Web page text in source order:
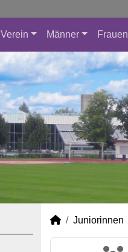
Verein Männer Frauen
Juniorinnen